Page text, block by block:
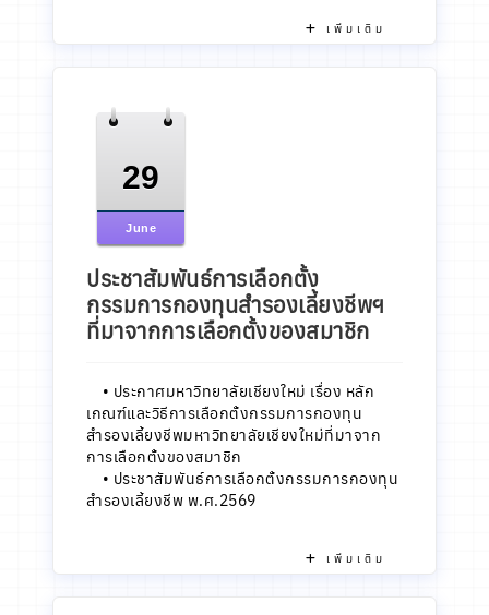
เพิ่มเติม
29
June
ประชาสัมพันธ์การเลือกตั้ง
กรรมการกองทุนสำรองเลี้ยงชีพฯ
ที่มาจากการเลือกตั้งของสมาชิก
• ประกาศมหาวิทยาลัยเชียงใหม่ เรื่อง หลัก
เกณฑ์และวิธีการเลือกตั้งกรรมการกองทุน
สำรองเลี้ยงชีพมหาวิทยาลัยเชียงใหม่ที่มาจาก
การเลือกตั้งของสมาชิก
• ประชาสัมพันธ์การเลือกตั้งกรรมการกองทุน
สำรองเลี้ยงชีพ พ.ศ.2569
เพิ่มเติม